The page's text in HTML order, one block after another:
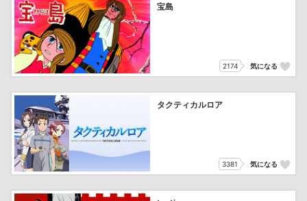
宝島
2174 気になる
タクティカルロア
3381 気になる